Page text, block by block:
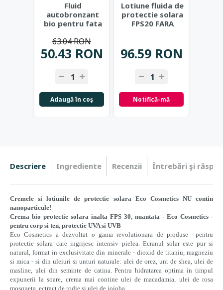
Fluid
autobronzant
bio pentru fata
si extract...
50.43 RON
63.04 RON
Adaugă în coş
Lotiune fluida de
protectie solara
FPS20 FARA
96.59 RON
Notifică-mă
Descriere Ingrediente Recenzii Întrebări şi
Cremele si lotiunile de protectie solara Eco Cosmetics NU contin
nanoparticule!
Crema bio protectie solara inalta FPS 30, nuantata - Eco Cosmetics -
pentru corp si ten, protectie UVA si UVB
Eco Cosmetics a dezvoltat o gama revolutionara de produse pentru
protectie solara care ingrijesc intensiv pielea. Ecranul solar este pur si
natural, format in exclusivitate din minerale - dioxid de titaniu, magneziu
si mica - si din uleiuri si unturi naturale: ulei de orez, unt de shea, ulei de
masline, ulei din seminte de catina. Pentru hidratarea optima in timpul
expunerii la soare, crema mai contine ulei de macadamia, ulei de rosa
mosqueta, ectract de rodie si ulei de jojoba.